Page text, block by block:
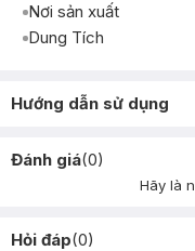
Nơi sản xuất
Dung Tích
Hướng dẫn sử dụng
Đánh giá(0)
Hãy là
Hỏi đáp(0)